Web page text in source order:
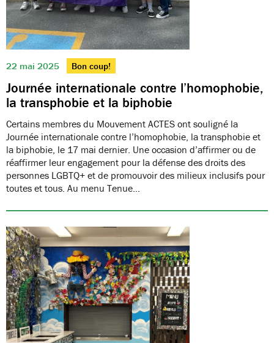
22 mai 2025 Bon coup!
Journée internationale contre l’homophobie,
la transphobie et la biphobie
Certains membres du Mouvement ACTES ont souligné la
Journée internationale contre l’homophobie, la transphobie et
la biphobie, le 17 mai dernier. Une occasion d’affirmer ou de
réaffirmer leur engagement pour la défense des droits des
personnes LGBTQ+ et de promouvoir des milieux inclusifs pour
toutes et tous. Au menu Tenue…